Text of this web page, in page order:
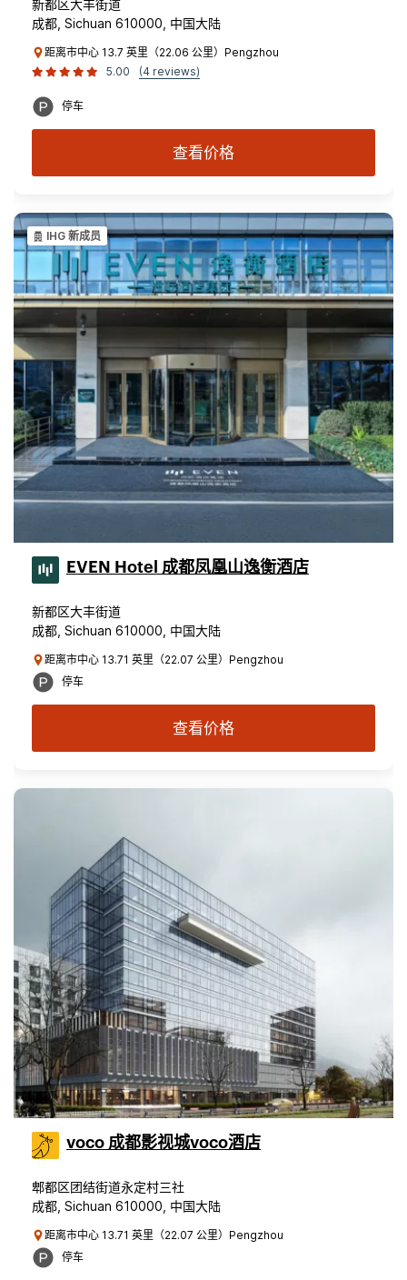
新都区大丰街道
成都, Sichuan 610000, 中国大陆
距离市中心 13.7 英里（22.06 公里）Pengzhou
5.00
(4 reviews)
停车
查看价格
IHG 新成员
EVEN Hotel 成都凤凰山逸衡酒店
新都区大丰街道
成都, Sichuan 610000, 中国大陆
距离市中心 13.71 英里（22.07 公里）Pengzhou
停车
查看价格
voco 成都影视城voco酒店
郫都区团结街道永定村三社
成都, Sichuan 610000, 中国大陆
距离市中心 13.71 英里（22.07 公里）Pengzhou
停车